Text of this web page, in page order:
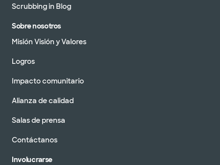
Scrubbing in Blog
Sobre nosotros
Misión Visión y Valores
Logros
Impacto comunitario
Alianza de calidad
Salas de prensa
Contáctanos
Involucrarse